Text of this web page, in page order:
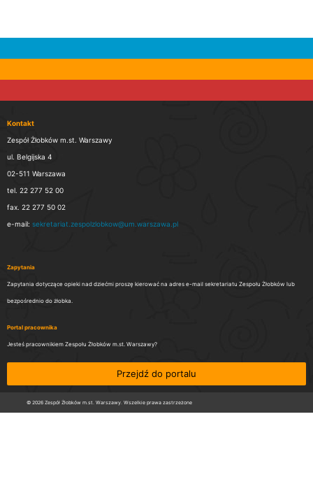
Kontakt
Zespół Żłobków m.st. Warszawy
ul. Belgijska 4
02-511 Warszawa
tel. 22 277 52 00
fax. 22 277 50 02
e-mail: sekretariat.zespolzlobkow@um.warszawa.pl
Zapytania
Zapytania dotyczące opieki nad dziećmi proszę kierować na adres e-mail sekretariatu Zespołu Żłobków lub
bezpośrednio do żłobka.
Portal pracownika
Jesteś pracownikiem Zespołu Żłobków m.st. Warszawy?
Przejdź do portalu
© 2026 Zespół Żłobków m.st. Warszawy. Wszelkie prawa zastrzeżone